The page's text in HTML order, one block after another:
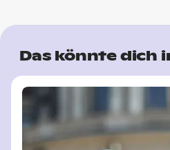
Das könnte dich